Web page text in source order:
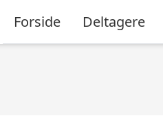
Forside Deltagere